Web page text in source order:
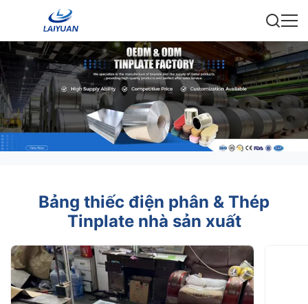
Bảng thiếc điện phân & Thép
Tinplate nhà sản xuất